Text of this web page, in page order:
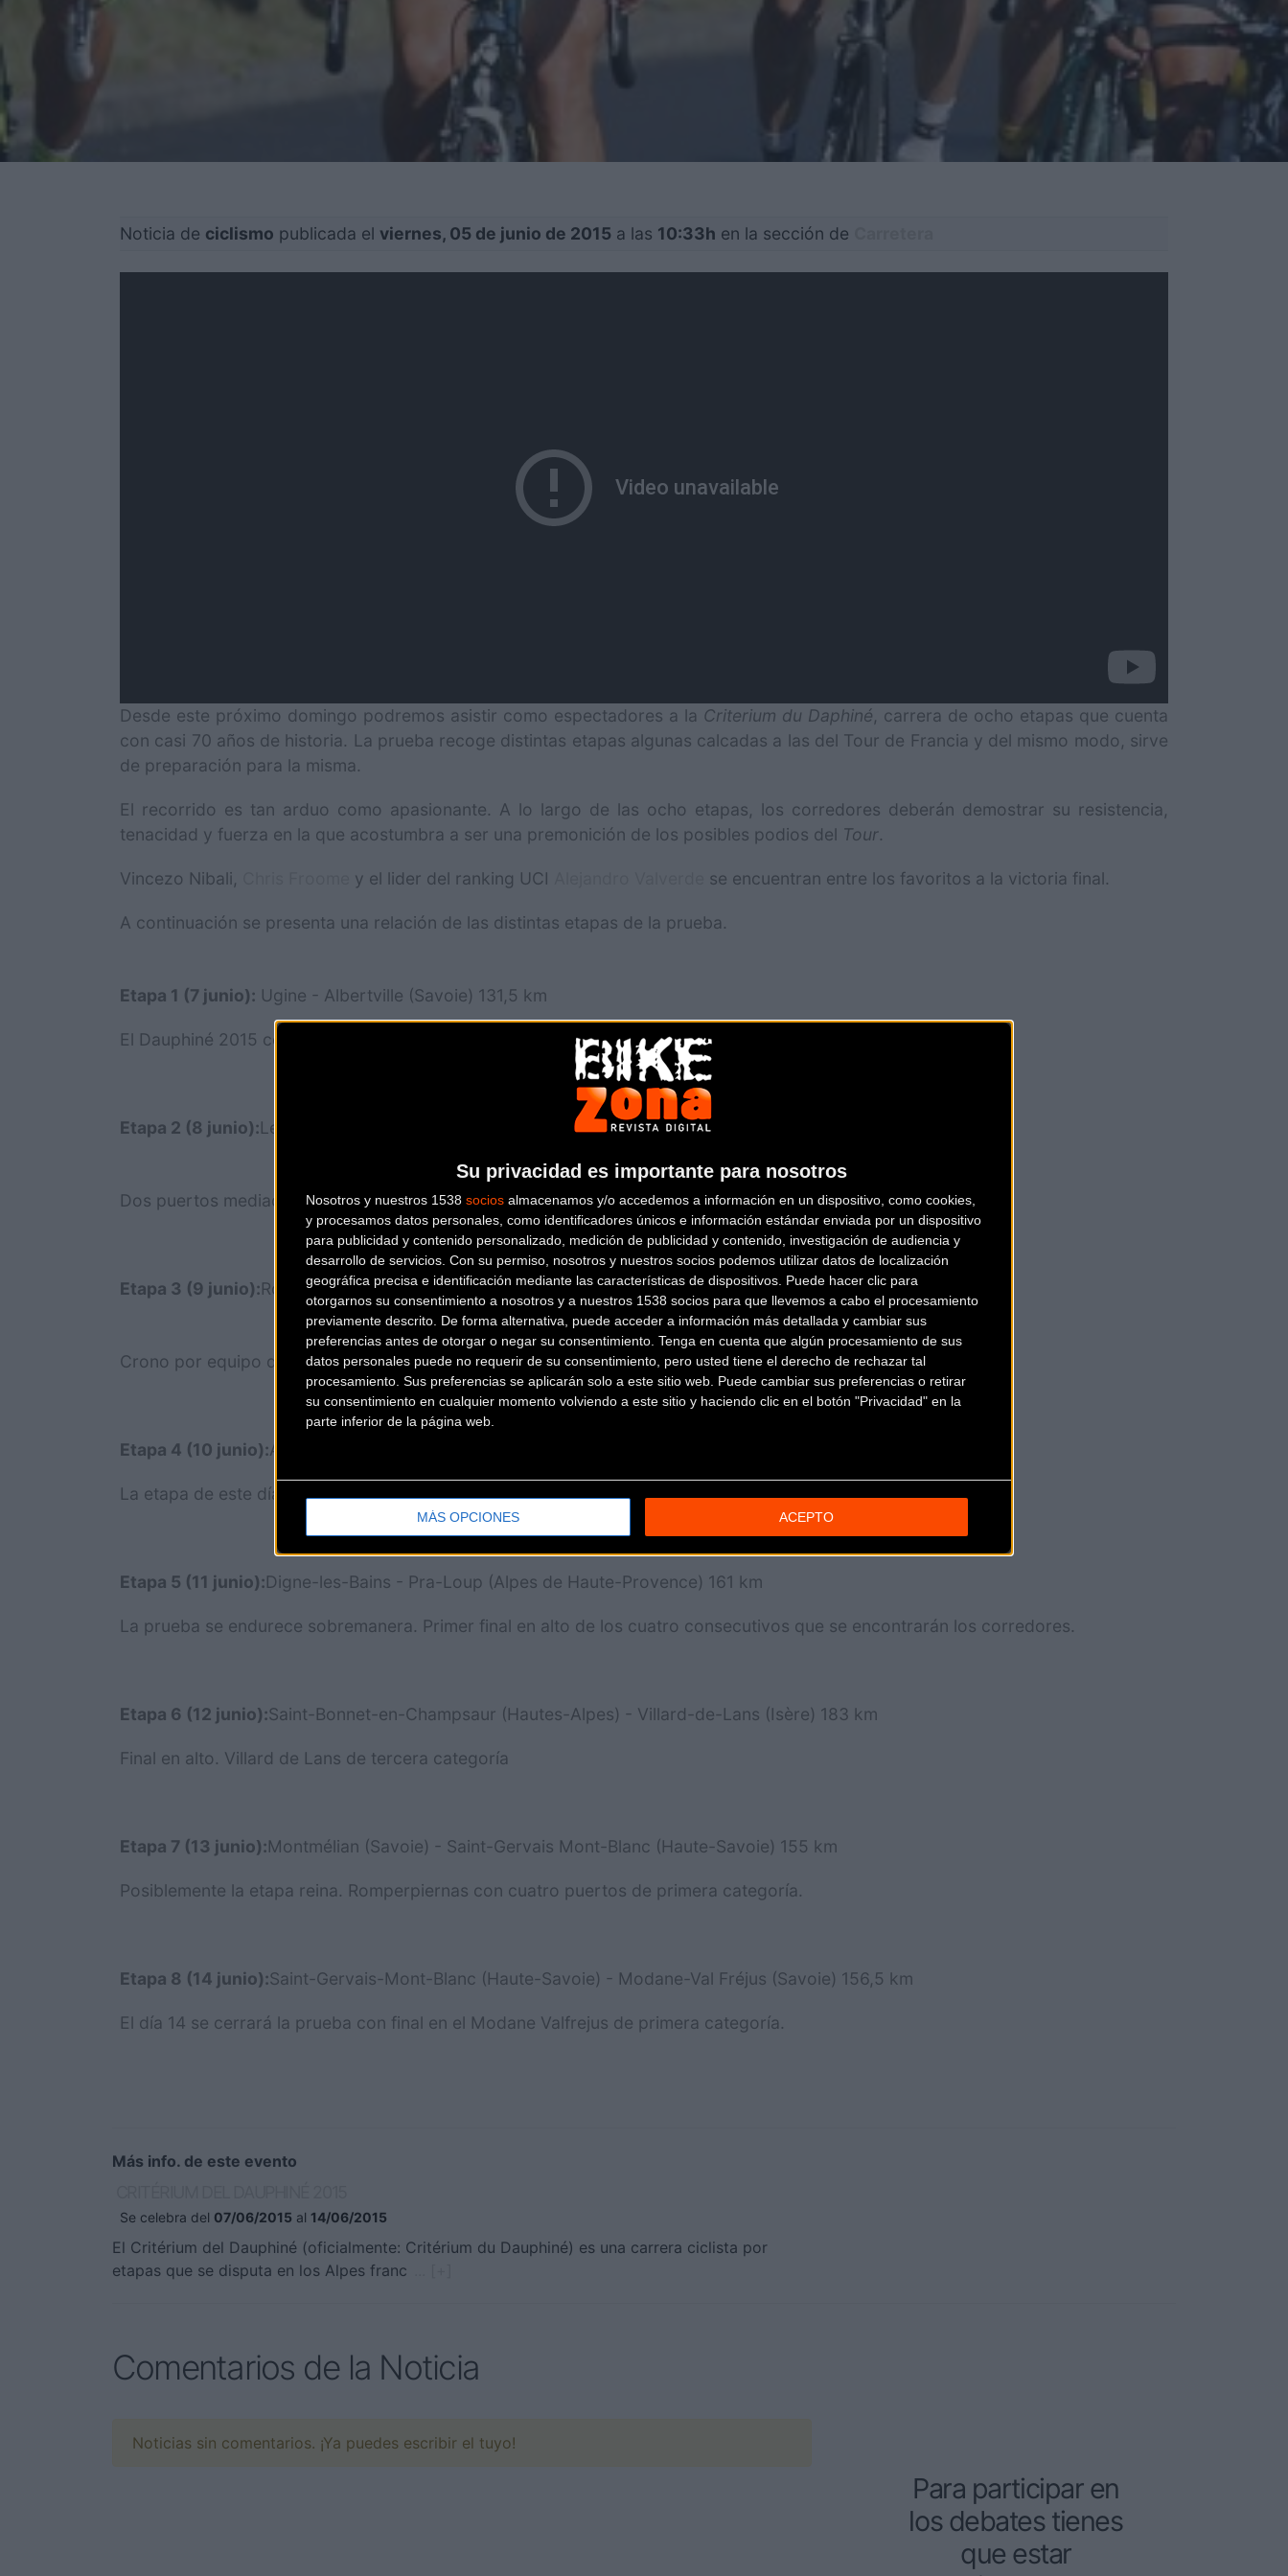
Su privacidad es importante para nosotros
Nosotros y nuestros 1538 socios almacenamos y/o accedemos a información en un dispositivo, como cookies,
y procesamos datos personales, como identificadores únicos e información estándar enviada por un dispositivo
para publicidad y contenido personalizado, medición de publicidad y contenido, investigación de audiencia y
desarrollo de servicios. Con su permiso, nosotros y nuestros socios podemos utilizar datos de localización
geográfica precisa e identificación mediante las características de dispositivos. Puede hacer clic para
otorgarnos su consentimiento a nosotros y a nuestros 1538 socios para que llevemos a cabo el procesamiento
previamente descrito. De forma alternativa, puede acceder a información más detallada y cambiar sus
preferencias antes de otorgar o negar su consentimiento. Tenga en cuenta que algún procesamiento de sus
datos personales puede no requerir de su consentimiento, pero usted tiene el derecho de rechazar tal
procesamiento. Sus preferencias se aplicarán solo a este sitio web. Puede cambiar sus preferencias o retirar
su consentimiento en cualquier momento volviendo a este sitio y haciendo clic en el botón "Privacidad" en la
parte inferior de la página web.
MÁS OPCIONES ACEPTO
Noticia de ciclismo publicada el viernes, 05 de junio de 2015 a las 10:33h en la sección de
Desde este próximo domingo podremos asistir como espectadores a la Criterium du Daphiné, carrera de ocho etapas que cuenta
con casi 70 años de historia. La prueba recoge distintas etapas algunas calcadas a las del Tour de Francia y del mismo modo, sirve
de preparación para la misma.
El recorrido es tan arduo como apasionante. A lo largo de las ocho etapas, los corredores deberán demostrar su resistencia,
tenacidad y fuerza en la que acostumbra a ser una premonición de los posibles podios del Tour.
Vincezo Nibali, y el lider del ranking UCI se encuentran entre los favoritos a la victoria final.
A continuación se presenta una relación de las distintas etapas de la prueba.
Etapa 1 (7 junio): Ugine - Albertville (Savoie) 131,5 km
El Dauphiné 2015 comienza con un circuito que incluye seis pasos por la cota de Albertville
Etapa 2 (8 junio):Le Bourget-du-Lac/Villars-les-Dombes (173 km)
Dos puertos mediada la etapa para terminar en llano. Oportunidad para sprinters y aventureros.
Etapa 3 (9 junio):Roanne (Loire) - Montagny (Loire) 24,5 km (Contrarreloj por Equipos)
Crono por equipo de 24,5 kilómetros
Etapa 4 (10 junio):Anneyron (Drôme) - Sisteron (Alpes de Haute-Provence) 228 km
La etapa de este día cuanta con tres cotas puntuables, previas a la alta montaña
Etapa 5 (11 junio):Digne-les-Bains - Pra-Loup (Alpes de Haute-Provence) 161 km
La prueba se endurece sobremanera. Primer final en alto de los cuatro consecutivos que se encontrarán los corredores.
Etapa 6 (12 junio):Saint-Bonnet-en-Champsaur (Hautes-Alpes) - Villard-de-Lans (Isère) 183 km
Final en alto. Villard de Lans de tercera categoría
Etapa 7 (13 junio):Montmélian (Savoie) - Saint-Gervais Mont-Blanc (Haute-Savoie) 155 km
Posiblemente la etapa reina. Romperpiernas con cuatro puertos de primera categoría.
Etapa 8 (14 junio):Saint-Gervais-Mont-Blanc (Haute-Savoie) - Modane-Val Fréjus (Savoie) 156,5 km
El día 14 se cerrará la prueba con final en el Modane Valfrejus de primera categoría.
Más info. de este evento
Se celebra del 07/06/2015 al 14/06/2015
El Critérium del Dauphiné (oficialmente: Critérium du Dauphiné) es una carrera ciclista por
etapas que se disputa en los Alpes franc
Comentarios de la Noticia
Noticias sin comentarios. ¡Ya puedes escribir el tuyo!
Para participar en
los debates tienes
que estar